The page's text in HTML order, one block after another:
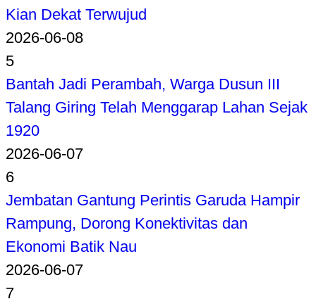
Kian Dekat Terwujud
2026-06-08
5
Bantah Jadi Perambah, Warga Dusun III
Talang Giring Telah Menggarap Lahan Sejak
1920
2026-06-07
6
Jembatan Gantung Perintis Garuda Hampir
Rampung, Dorong Konektivitas dan
Ekonomi Batik Nau
2026-06-07
7